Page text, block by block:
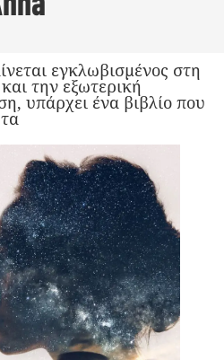
εγκλωβισμένος στη
την εξωτερική
υπάρχει ένα βιβλίο που